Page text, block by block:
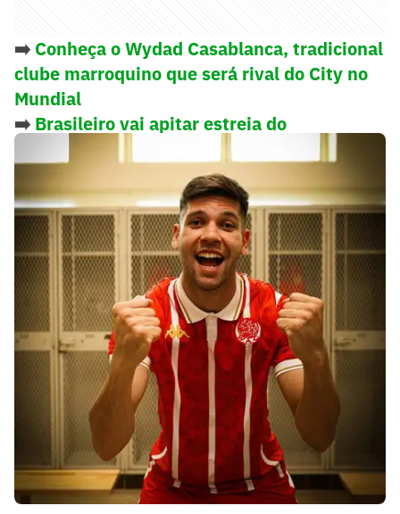
➡️ Conheça o Wydad Casablanca, tradicional
clube marroquino que será rival do City no
Mundial
➡️ Brasileiro vai apitar estreia do
Manchester City no Mundial de Clubes